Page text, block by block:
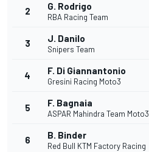
2 G. Rodrigo
RBA Racing Team
3 J. Danilo
Snipers Team
4 F. Di Giannantonio
Gresini Racing Moto3
5 F. Bagnaia
ASPAR Mahindra Team Moto3
6 B. Binder
Red Bull KTM Factory Racing